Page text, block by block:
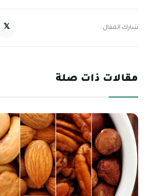
شارك المقال: 𝕏
مقالات ذات صلة